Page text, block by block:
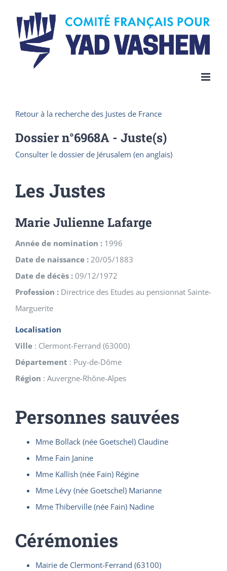
content
Retour à la recherche des Justes de France
Dossier n°6968A - Juste(s)
Consulter le dossier de Jérusalem (en anglais)
Les Justes
Marie Julienne Lafarge
Année de nomination : 1996
Date de naissance : 20/05/1883
Date de décès : 09/12/1972
Profession : Directrice des Etudes au pensionnat Sainte-
Marguerite
Localisation
Ville : Clermont-Ferrand (63000)
Département : Puy-de-Dôme
Région : Auvergne-Rhône-Alpes
Personnes sauvées
Mme Bollack (née Goetschel) Claudine
Mme Fain Janine
Mme Kallish (née Fain) Régine
Mme Lévy (née Goetschel) Marianne
Mme Thiberville (née Fain) Nadine
Cérémonies
Mairie de Clermont-Ferrand (63100)